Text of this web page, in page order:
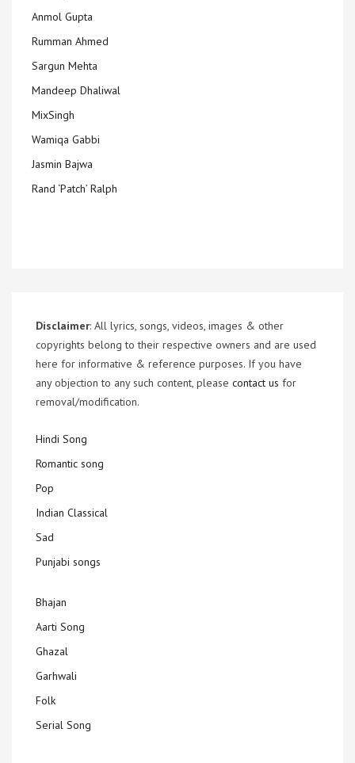
Anmol Gupta
Rumman Ahmed
Sargun Mehta
Mandeep Dhaliwal
MixSingh
Wamiqa Gabbi
Jasmin Bajwa
Rand ‘Patch’ Ralph
Disclaimer: All lyrics, songs, videos, images & other
copyrights belong to their respective owners and are used
here for informative & reference purposes. If you have
any objection to any such content, please contact us for
removal/modification.
Hindi Song
Romantic song
Pop
Indian Classical
Sad
Punjabi songs
Bhajan
Aarti Song
Ghazal
Garhwali
Folk
Serial Song